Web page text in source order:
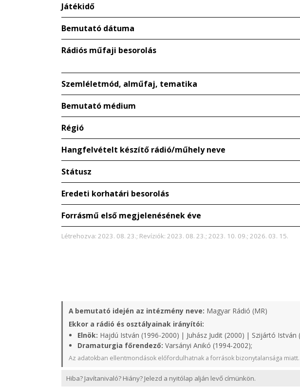
Játékidő
Bemutató dátuma
Rádiós műfaji besorolás
Szemléletmód, alműfaj, tematika
Bemutató médium
Régió
Hangfelvételt készítő rádió/műhely neve
Státusz
Eredeti korhatári besorolás
Forrásmű első megjelenésének éve
Létrehozva: 2023. 08. 23.; Revíziók: 2023. 08. 23.; 2023. 10. 09.; 2026. 03. 15.
A bemutató idején az intézmény neve: Magyar Rádió (MR)
Ekkor a rádió és osztályainak irányítói:
Elnök: Hajdú István (1996-2000) | Juhász Judit (2000) | Szijártó István
Dramaturgia főrendező: Varsányi Anikó (1994-2002);
Az adatokban ellentmondások előfordulhatnak a források bizonytalansága miatt.
Hiba? Javítanivaló? Hiány? Jelezd a nyitólap alján levő címünkön.